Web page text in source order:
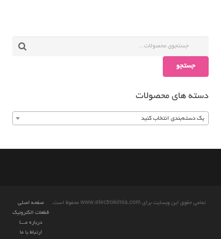
جستجو
دسته های محصولات
یک دسته‌بندی انتخاب کنید
صفحه اصلی
قطعات الکترونیک
درباره مـــا
ارتباط با ما
تمامی حقوق این وبسایت برای www.electrokimia.com محفوظ است.